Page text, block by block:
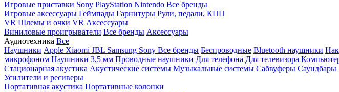
Игровые приставки Sony PlayStation Nintendo Все бренды
Игровые аксессуары Геймпады Гарнитуры Рули, педали, КПП
VR Шлемы и очки VR Аксессуары
Виниловые проигрыватели Все бренды Аксессуары
Аудиотехника Все
Наушники Apple Xiaomi JBL Samsung Sony Все бренды Беспроводные Bluetooth наушники
микрофоном Наушники 3,5 мм Проводные наушники Для телефона Для телевизора
Стационарная акустика Акустические системы Музыкальные системы Сабвуферы Саундбары
Усилители и ресиверы
Портативная акустика Портативные колонки